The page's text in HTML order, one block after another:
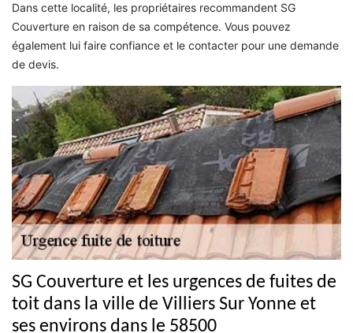
Dans cette localité, les propriétaires recommandent SG
Couverture en raison de sa compétence. Vous pouvez
également lui faire confiance et le contacter pour une demande
de devis.
SG Couverture et les urgences de fuites de
toit dans la ville de Villiers Sur Yonne et
ses environs dans le 58500